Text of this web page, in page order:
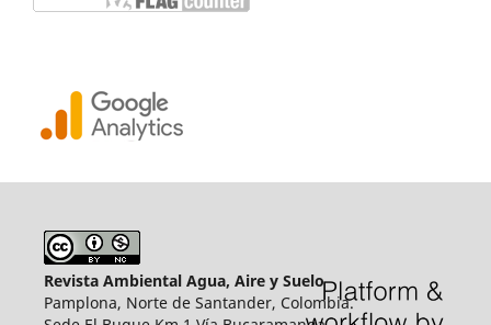
Revista Ambiental Agua, Aire y Suelo
Pamplona, Norte de Santander, Colombia.